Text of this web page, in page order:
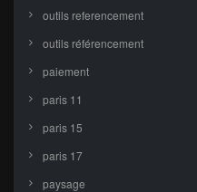
outils referencement
outils référencement
paiement
paris 11
paris 15
paris 17
paysage